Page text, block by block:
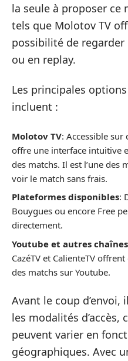
la seule à proposer ce
tels que Molotov TV
possibilité de
ou en replay.
Les principales
incluent :
Molotov TV: Accessible sur
offre une interface intuitive
des matchs. Il est l’une des
voir le match sans frais.
Plateformes disponibles:
Bouygues ou encore Free
directement.
Youtube et autres chaînes
CazéTV et CalienteTV
des matchs sur Youtube.
Avant le coup
les modalités d’accès,
peuvent varier en
géographiques. Avec